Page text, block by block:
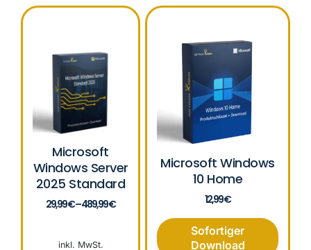
Microsoft
Windows Server
2025 Standard
29,99€–489,99€
inkl. MwSt.
Microsoft Windows
10 Home
12,99€
Sofortiger
Download